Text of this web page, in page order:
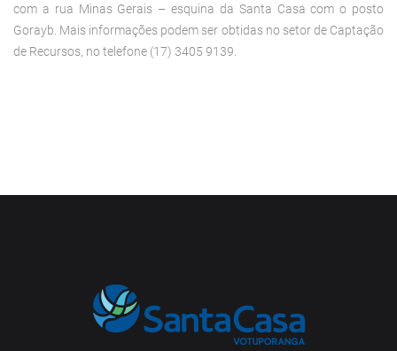
com a rua Minas Gerais – esquina da Santa Casa com o posto
Gorayb. Mais informações podem ser obtidas no setor de Captação
de Recursos, no telefone (17) 3405 9139.